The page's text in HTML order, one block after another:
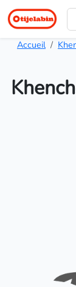
Accueil